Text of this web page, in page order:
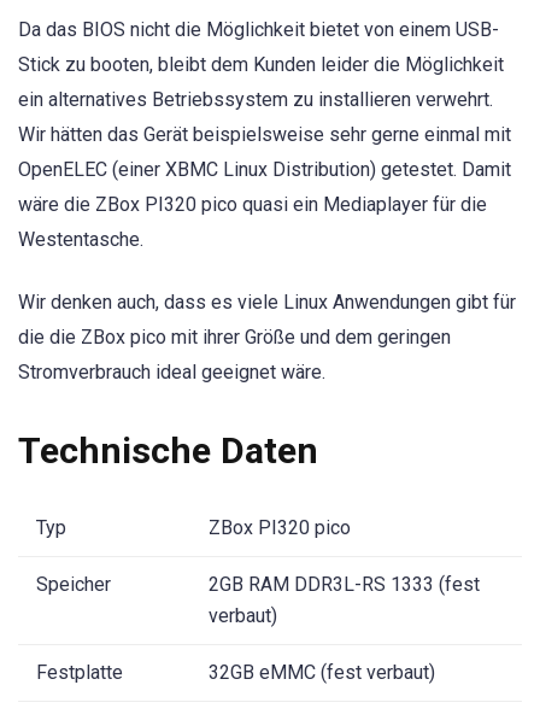
Da das BIOS nicht die Möglichkeit bietet von einem USB-
Stick zu booten, bleibt dem Kunden leider die Möglichkeit
ein alternatives Betriebssystem zu installieren verwehrt.
Wir hätten das Gerät beispielsweise sehr gerne einmal mit
OpenELEC (einer XBMC Linux Distribution) getestet. Damit
wäre die ZBox PI320 pico quasi ein Mediaplayer für die
Westentasche.
Wir denken auch, dass es viele Linux Anwendungen gibt für
die die ZBox pico mit ihrer Größe und dem geringen
Stromverbrauch ideal geeignet wäre.
Technische Daten
Typ ZBox PI320 pico
Speicher
2GB RAM DDR3L-RS 1333 (fest
verbaut)
Festplatte 32GB eMMC (fest verbaut)